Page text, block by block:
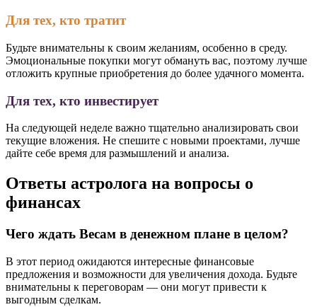
Для тех, кто тратит
Будьте внимательны к своим желаниям, особенно в среду.
Эмоциональные покупки могут обмануть вас, поэтому лучше
отложить крупные приобретения до более удачного момента.
Для тех, кто инвестирует
На следующей неделе важно тщательно анализировать свои
текущие вложения. Не спешите с новыми проектами, лучше
дайте себе время для размышлений и анализа.
Ответы астролога на вопросы о
финансах
Чего ждать Весам в денежном плане в целом?
В этот период ожидаются интересные финансовые
предложения и возможности для увеличения дохода. Будьте
внимательны к переговорам — они могут привести к
выгодным сделкам.